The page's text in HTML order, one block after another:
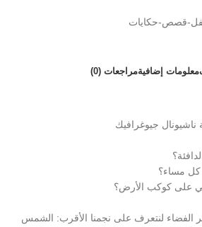
قصص-حكايات
معلومات إضافيةمراجعات (0)
جيوغرافيك
مساء؟
على كوكب الأرض؟
لنتعرف على نجمنا الأقرب: الشمس